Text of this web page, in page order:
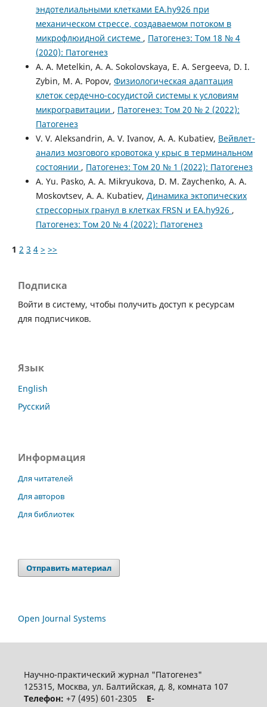
эндотелиальными клетками EA.hy926 при
механическом стрессе, создаваемом потоком в
микрофлюидной системе , Патогенез: Том 18 № 4
(2020): Патогенез
A. A. Metelkin, A. A. Sokolovskaya, E. A. Sergeeva, D. I.
Zybin, M. A. Popov, Физиологическая адаптация
клеток сердечно-сосудистой системы к условиям
микрогравитации , Патогенез: Том 20 № 2 (2022):
Патогенез
V. V. Aleksandrin, A. V. Ivanov, A. A. Kubatiev, Вейвлет-
анализ мозгового кровотока у крыс в терминальном
состоянии , Патогенез: Том 20 № 1 (2022): Патогенез
A. Yu. Pasko, A. A. Mikryukova, D. M. Zaychenko, A. A.
Moskovtsev, A. A. Kubatiev, Динамика эктопических
стрессорных гранул в клетках FRSN и EA.hy926 ,
Патогенез: Том 20 № 4 (2022): Патогенез
1 2 3 4 > >>
Подписка
Войти в систему, чтобы получить доступ к ресурсам
для подписчиков.
Язык
English
Русский
Информация
Для читателей
Для авторов
Для библиотек
Отправить материал
Open Journal Systems
Научно-практический журнал "Патогенез"
125315, Москва, ул. Балтийская, д. 8, комната 107
Телефон: +7 (495) 601-2305 E-